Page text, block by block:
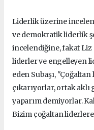
Liderlik üzerine
ve demokratik liderlik
incelendiğine, fakat Liz
liderler ve engelleyen
eden Subaşı,
çıkarıyorlar, ortak
yaparım demiyorlar.
Bizim çoğaltan